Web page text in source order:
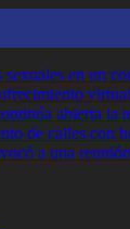
en un
abierta la
de calles
a una